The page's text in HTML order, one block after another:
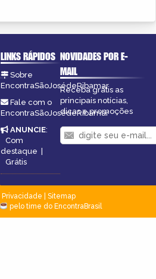
LINKS RÁPIDOS
Sobre
EncontraSãoJosédeRibamar
Fale com o
EncontraSãoJosédeRibamar
ANUNCIE:
Com
destaque |
Grátis
NOVIDADES POR E-
MAIL
Receba grátis as
principais notícias,
dicas e promoções
Privacidade
Sitemap
pelo time do EncontraBrasil